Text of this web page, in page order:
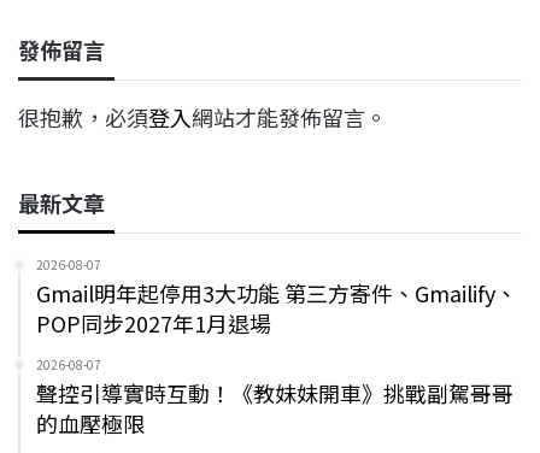
發佈留言
很抱歉，必須登入網站才能發佈留言。
最新文章
2026-08-07
Gmail明年起停用3大功能 第三方寄件、Gmailify、
POP同步2027年1月退場
2026-08-07
聲控引導實時互動！《教妹妹開車》挑戰副駕哥哥
的血壓極限